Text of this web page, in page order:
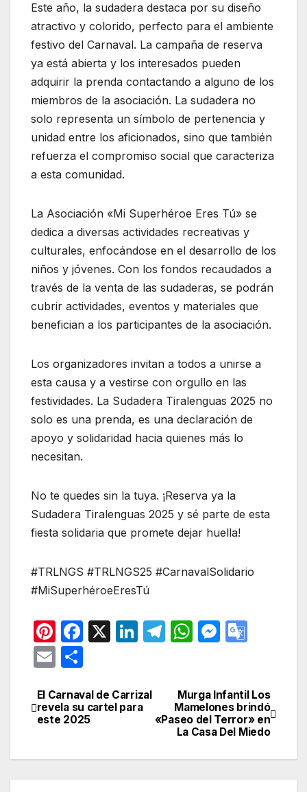
Este año, la sudadera destaca por su diseño
atractivo y colorido, perfecto para el ambiente
festivo del Carnaval. La campaña de reserva
ya está abierta y los interesados pueden
adquirir la prenda contactando a alguno de los
miembros de la asociación. La sudadera no
solo representa un símbolo de pertenencia y
unidad entre los aficionados, sino que también
refuerza el compromiso social que caracteriza
a esta comunidad.
La Asociación «Mi Superhéroe Eres Tú» se
dedica a diversas actividades recreativas y
culturales, enfocándose en el desarrollo de los
niños y jóvenes. Con los fondos recaudados a
través de la venta de las sudaderas, se podrán
cubrir actividades, eventos y materiales que
benefician a los participantes de la asociación.
Los organizadores invitan a todos a unirse a
esta causa y a vestirse con orgullo en las
festividades. La Sudadera Tiralenguas 2025 no
solo es una prenda, es una declaración de
apoyo y solidaridad hacia quienes más lo
necesitan.
No te quedes sin la tuya. ¡Reserva ya la
Sudadera Tiralenguas 2025 y sé parte de esta
fiesta solidaria que promete dejar huella!
#TRLNGS #TRLNGS25 #CarnavalSolidario
#MiSuperhéroeEresTú
Pi
nt
er
e
st
F
e
b
o
X
Li
e
dI
T
gr
a
m
W
s
A
p
p
M
s
e
n
g
gl
e
Tr
a
E
ail m
p
tir
Navegación
de
entradas
Murga Infantil Los
Mamelones brindó
«Paseo del Terror» en
La Casa Del Miedo
El Carnaval de Carrizal
revela su cartel para
este 2025